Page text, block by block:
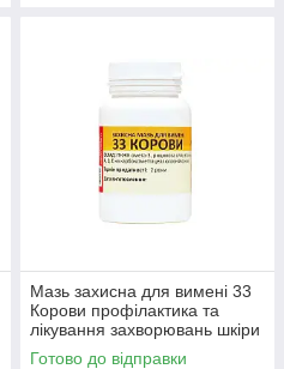
Мазь захисна для вимені 33
Корови профілактика та
лікування захворювань шкіри
вимені 100 г
Готово до відправки